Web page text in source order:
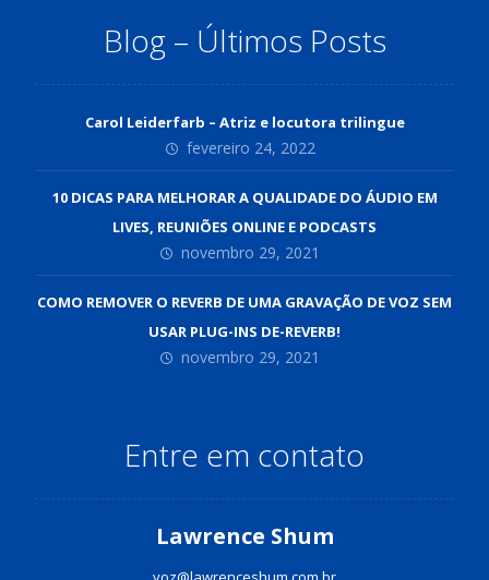
Blog – Últimos Posts
Carol Leiderfarb – Atriz e locutora trilingue
fevereiro 24, 2022
10 DICAS PARA MELHORAR A QUALIDADE DO ÁUDIO EM
LIVES, REUNIÕES ONLINE E PODCASTS
novembro 29, 2021
COMO REMOVER O REVERB DE UMA GRAVAÇÃO DE VOZ SEM
USAR PLUG-INS DE-REVERB!
novembro 29, 2021
Entre em contato
Lawrence Shum